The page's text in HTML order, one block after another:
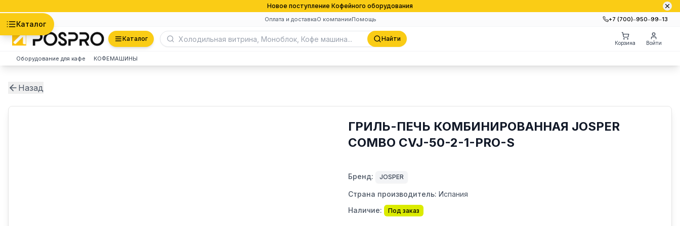
Новое поступление Кофейного оборудования
Оплата и доставкаО компанииПомощь +7 (700)‒950‒99‒13
Каталог
Каталог Найти
Корзина Войти
Оборудование для кафе КОФЕМАШИНЫ
Назад
ГРИЛЬ-ПЕЧЬ КОМБИНИРОВАННАЯ JOSPER
COMBO CVJ-50-2-1-PRO-S
Бренд: JOSPER
Страна производитель: Испания
Наличие:
Под заказ